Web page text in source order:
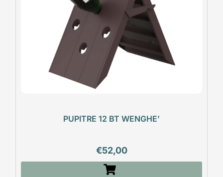
PUPITRE 12 BT WENGHE’
€52,00